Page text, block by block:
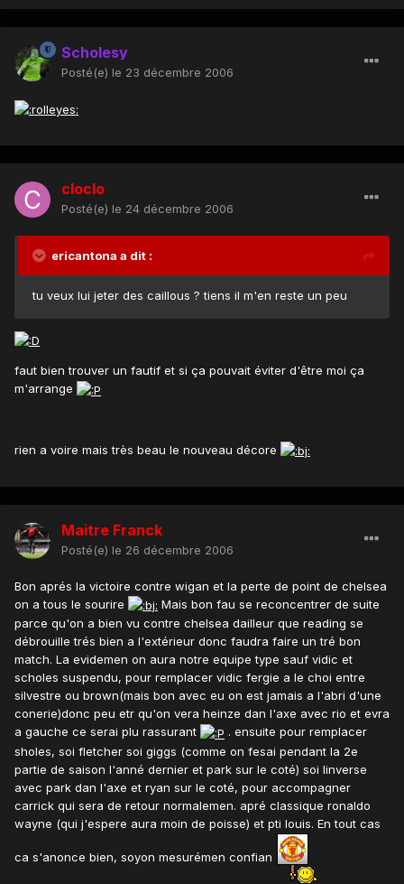
Scholesy
Posté(e) le 23 décembre 2006
cloclo
Posté(e) le 24 décembre 2006
ericantona a dit :
tu veux lui jeter des caillous ? tiens il m'en reste un peu
faut bien trouver un fautif et si ça pouvait éviter d'être moi ça
m'arrange
rien a voire mais très beau le nouveau décore
Maitre Franck
Posté(e) le 26 décembre 2006
Bon aprés la victoire contre wigan et la perte de point de chelsea
on a tous le sourire
Mais bon fau se reconcentrer de suite
parce qu'on a bien vu contre chelsea dailleur que reading se
débrouille trés bien a l'extérieur donc faudra faire un tré bon
match. La evidemen on aura notre equipe type sauf vidic et
scholes suspendu, pour remplacer vidic fergie a le choi entre
silvestre ou brown(mais bon avec eu on est jamais a l'abri d'une
conerie)donc peu etr qu'on vera heinze dan l'axe avec rio et evra
a gauche ce serai plu rassurant
. ensuite pour remplacer
sholes, soi fletcher soi giggs (comme on fesai pendant la 2e
partie de saison l'anné dernier et park sur le coté) soi linverse
avec park dan l'axe et ryan sur le coté, pour accompagner
carrick qui sera de retour normalemen. apré classique ronaldo
wayne (qui j'espere aura moin de poisse) et pti louis. En tout cas
ca s'anonce bien, soyon mesurémen confian